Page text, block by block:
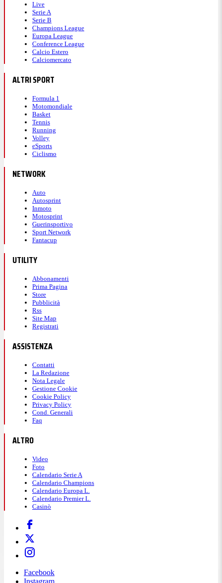
Live
Serie A
Serie B
Champions League
Europa League
Conference League
Calcio Estero
Calciomercato
ALTRI SPORT
Formula 1
Motomondiale
Basket
Tennis
Running
Volley
eSports
Ciclismo
NETWORK
Auto
Autosprint
Inmoto
Motosprint
Guerinsportivo
Sport Network
Fantacup
UTILITY
Abbonamenti
Prima Pagina
Store
Pubblicità
Rss
Site Map
Registrati
ASSISTENZA
Contatti
La Redazione
Nota Legale
Gestione Cookie
Cookie Policy
Privacy Policy
Cond. Generali
Faq
ALTRO
Video
Foto
Calendario Serie A
Calendario Champions
Calendario Europa L.
Calendario Premier L.
Casinò
Facebook